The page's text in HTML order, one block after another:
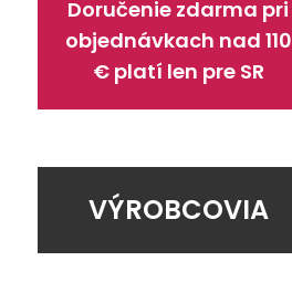
Doručenie zdarma pri
objednávkach nad 110
€ platí len pre SR
VÝROBCOVIA